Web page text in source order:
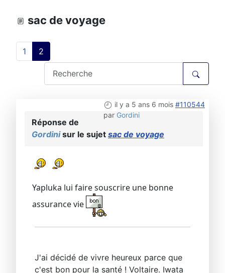
sac de voyage
1 2
il y a 5 ans 6 mois #110544
par Gordini
Réponse de
Gordinisur le sujet sac de voyage
Yapluka lui faire souscrire une bonne
assurance vie
J'ai décidé de vivre heureux parce que
c'est bon pour la santé ! Voltaire. Iwata